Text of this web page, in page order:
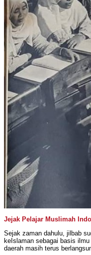
Jejak Pelajar Muslimah
Sejak zaman dahulu, jilbab
keIslaman sebagai basis
daerah masih terus